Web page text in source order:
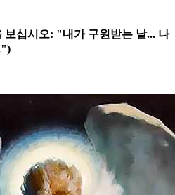
보십시오: "내가 구원받는 날... 나